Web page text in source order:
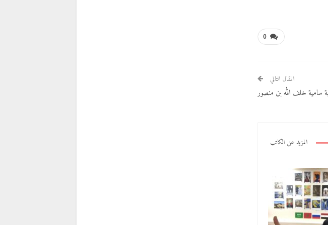
0
المقال التالي
سامية خلف الله بن منصور
المزيد عن الكاتب